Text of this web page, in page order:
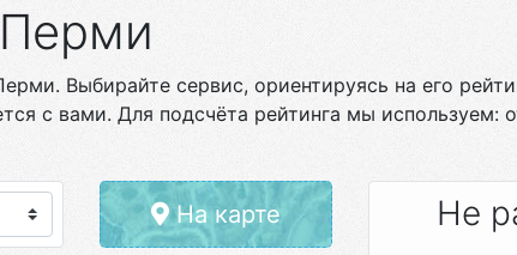
Выбирайте сервис, ориентируясь на его
с вами. Для подсчёта рейтинга мы используем:
На карте
Не